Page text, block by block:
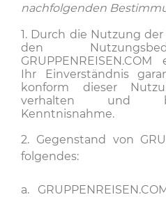
nachfolgenden
1. Durch die Nutzung
den
Ihr Einverständnis
konform dieser
verhalten und
Kenntnisnahme.
2. Gegenstand von
folgendes:
a.